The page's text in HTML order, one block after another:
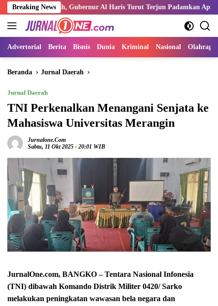
Langsung
ke
konten
Breaking News
Merah, Gubernur Al Haris Turut Terjun Padamkan Api
Advertorial Berita Bisnis Dunia Kriminal Nasional Olahraga
Beranda Jurnal Daerah
Jurnal Daerah
TNI Perkenalkan Menangani Senjata ke
Mahasiswa Universitas Merangin
Jurnalone.com
Sabtu, 11 Okt 2025 - 20:01 WIB
JurnalOne.com, BANGKO – Tentara Nasional Infonesia
(TNI) dibawah Komando Distrik Militer 0420/ Sarko
melakukan peningkatan wawasan bela negara dan